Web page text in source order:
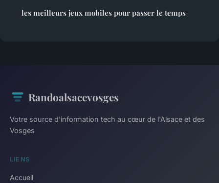
les meilleurs jeux mobiles pour passer le temps
Randoalsacevosges
Votre source d'information tech au cœur de l'Alsace et des
Vosges
LIENS
Accueil